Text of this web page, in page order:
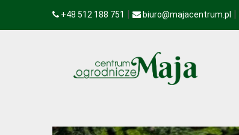
+48 512 188 751 | biuro@majacentrum.pl |